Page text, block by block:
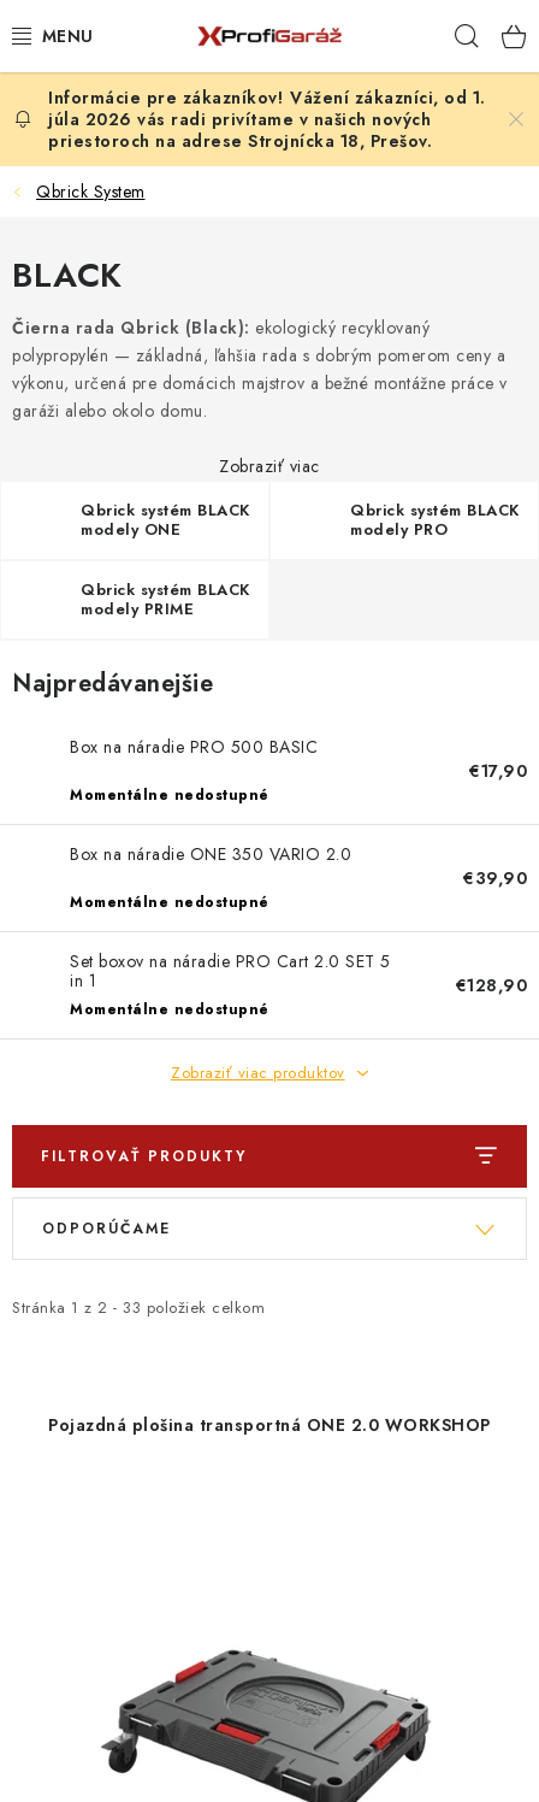
na
REALIZÁCIE & RIEŠENIA
AKCIE A NOVINKY
NÁRADIE PODĽA TYPU OPRAVY
VYBAVENIE DIELNE
NÁRADIE
PROFI PORADŇA
GARÁŽOVÝ BAZÁR
AUTODOPLNKY
BALENIE A EXPEDÍCIA
Ako nakupovať Obchodné podmienky
Ochrana osobných údajov
Licenčné zmluvy k fotografiám
Osobné vyzdvihnutie v Prešove
Ako funguje Packeta?
Doplnkové služby Profigaráž.sk
Newsletter z Profigaráž.sk
Darček k objednávke
Nákup na splátky Quatro - Profigaráž.sk
Kalkulačka Quatro
Vážení zákazníci, od 1.
júla 2026 vás radi privítame v našich nových
priestoroch na adrese Strojnícka 18, Prešov.
Qbrick System
BLACK
Čierna rada Qbrick (Black): ekologický recyklovaný
polypropylén — základná, ľahšia rada s dobrým pomerom ceny a
výkonu, určená pre domácich majstrov a bežné montážne práce v
garáži alebo okolo domu.
Zobraziť viac
Qbrick systém BLACK
modely ONE
Qbrick systém BLACK
modely PRO
Qbrick systém BLACK
modely PRIME
Najpredávanejšie
Box na náradie PRO 500 BASIC
Momentálne nedostupné
€17,90
Box na náradie ONE 350 VARIO 2.0
Momentálne nedostupné
€39,90
Set boxov na náradie PRO Cart 2.0 SET 5
in 1
Momentálne nedostupné
€128,90
Zobraziť viac produktov
FILTROVAŤ PRODUKTY
V
i
Stránka 1 z 2 - 33 položiek celkom
R
e
ODPORÚČAME
Pojazdná plošina transportná ONE 2.0 WORKSHOP